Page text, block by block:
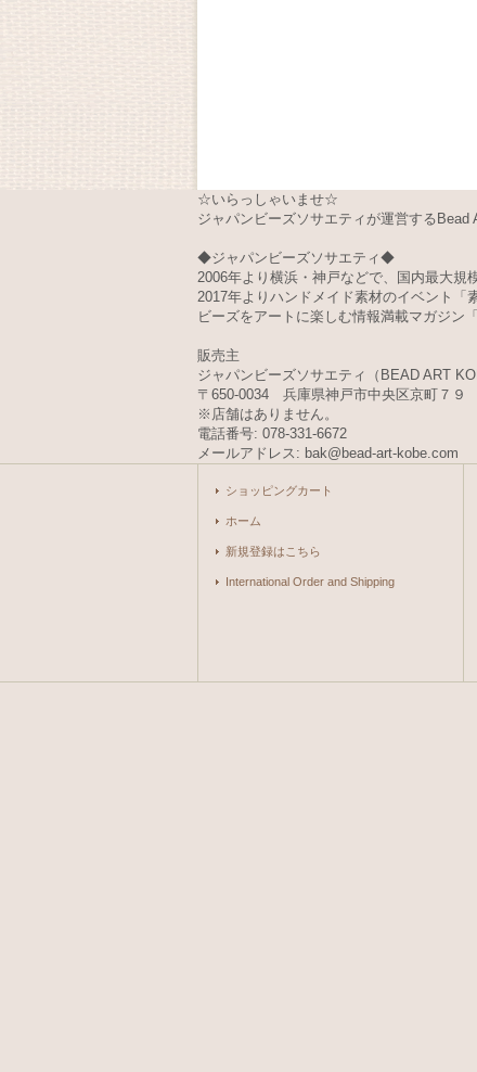
☆いらっしゃいませ☆
ジャパンビーズソサエティが運営するBead
◆ジャパンビーズソサエティ◆
2006年より横浜・神戸などで、国内最大規
2017年よりハンドメイド素材のイベント「
ビーズをアートに楽しむ情報満載マガジン
販売主
ジャパンビーズソサエティ（BEAD ART
〒650-0034 兵庫県神戸市中央区京町７９
※店舗はありません。
電話番号: 078-331-6672
メールアドレス: bak@bead-art-kobe.com
ショッピングカート
ホーム
新規登録はこちら
International Order and Shipping